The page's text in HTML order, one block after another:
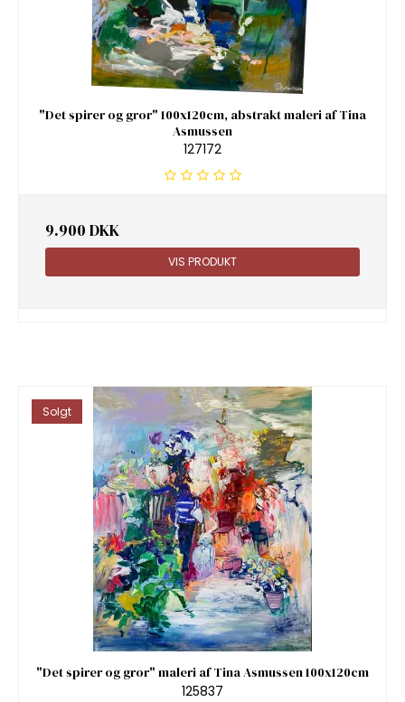
"Det spirer og gror" 100x120cm, abstrakt maleri af Tina
Asmussen
127172
9.900 DKK
VIS PRODUKT
Solgt
"Det spirer og gror" maleri af Tina Asmussen 100x120cm
125837